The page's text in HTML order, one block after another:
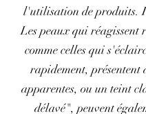
l'utilisation de produits.
Les peaux qui réagissent
comme celles qui
rapidement, présentent
apparentes, ou un teint
délavé", peuvent